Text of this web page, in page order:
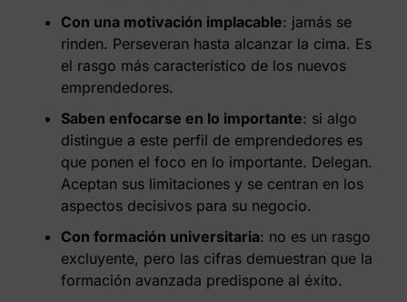
Con una motivación implacable: jamás se
rinden. Perseveran hasta alcanzar la cima. Es
el rasgo más característico de los nuevos
emprendedores.
Saben enfocarse en lo importante: si algo
distingue a este perfil de emprendedores es
que ponen el foco en lo importante. Delegan.
Aceptan sus limitaciones y se centran en los
aspectos decisivos para su negocio.
Con formación universitaria: no es un rasgo
excluyente, pero las cifras demuestran que la
formación avanzada predispone al éxito.